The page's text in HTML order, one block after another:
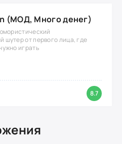
(МОД, Много денег)
шутер от первого лица, где
играть
8.7